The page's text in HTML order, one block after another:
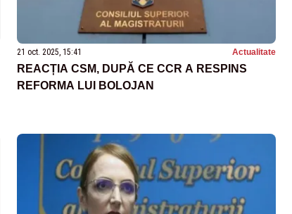
21 oct. 2025, 15:41 Actualitate
REACȚIA CSM, DUPĂ CE CCR A RESPINS
REFORMA LUI BOLOJAN